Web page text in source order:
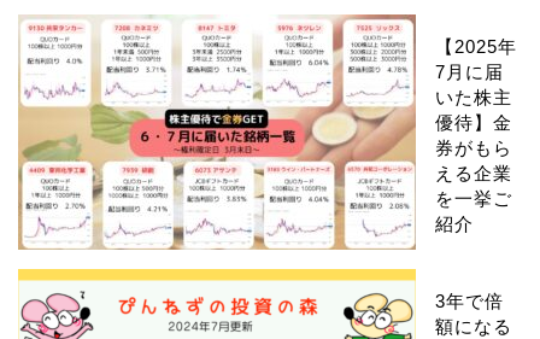
【2025年
7月に届
いた株主
優待】金
券がもら
える企業
を一挙ご
紹介
3年で倍
額になる